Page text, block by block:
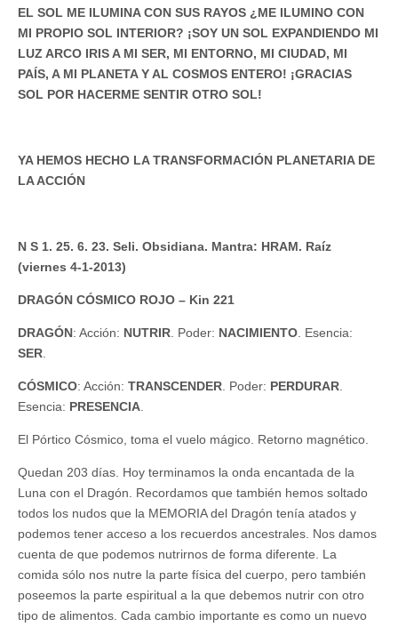
EL SOL ME ILUMINA CON SUS RAYOS ¿ME ILUMINO CON
MI PROPIO SOL INTERIOR? ¡SOY UN SOL EXPANDIENDO MI
LUZ ARCO IRIS A MI SER, MI ENTORNO, MI CIUDAD, MI
PAÍS, A MI PLANETA Y AL COSMOS ENTERO! ¡GRACIAS
SOL POR HACERME SENTIR OTRO SOL!
YA HEMOS HECHO LA TRANSFORMACIÓN PLANETARIA DE
LA ACCIÓN
N S 1. 25. 6. 23. Seli. Obsidiana. Mantra: HRAM. Raíz
(viernes 4-1-2013)
DRAGÓN CÓSMICO ROJO – Kin 221
DRAGÓN: Acción: NUTRIR . Poder: NACIMIENTO . Esencia:
SER
CÓSMICO: Acción: TRANSCENDER . Poder: PERDURAR
Esencia: PRESENCIA
El Pórtico Cósmico, toma el vuelo mágico. Retorno magnético.
Quedan 203 días. Hoy terminamos la onda encantada de la
Luna con el Dragón. Recordamos que también hemos soltado
todos los nudos que la MEMORIA del Dragón tenía atados y
podemos tener acceso a los recuerdos ancestrales. Nos damos
cuenta de que podemos nutrirnos de forma diferente. La
comida sólo nos nutre la parte física del cuerpo, pero también
poseemos la parte espiritual a la que debemos nutrir con otro
tipo de alimentos. Cada cambio importante es como un nuevo